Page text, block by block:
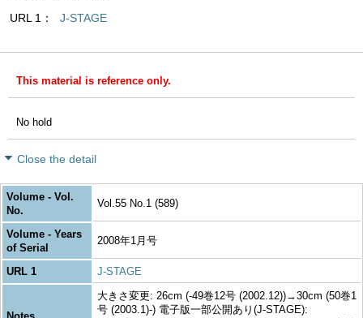
URL 1 J-STAGE
This material is reference only.
No hold
Close the detail
Volume - Vol.
No.
Vol.55 No.1 (589)
Volume - Years
of Serial
2008年1月号
URL 1 J-STAGE
大きさ変更: 26cm (-49巻12号 (2002.12))→30cm (50巻1
号 (2003.1)-) 電子版一部公開あり(J-STAGE):